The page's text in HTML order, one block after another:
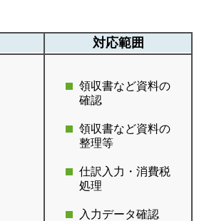
対応範囲
領収書など資料の
確認
領収書など資料の
整理等
仕訳入力・消費税
処理
入力データ確認